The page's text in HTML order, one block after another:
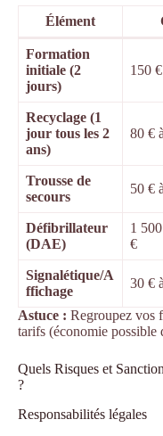
Élément
Formation
initiale (2
jours)
150
Recyclage (1
jour tous les 2
ans)
80 €
Trousse de
secours
50 €
Défibrillateur
(DAE)
1
€
Signalétique/A
ffichage
30 €
Astuce : Regroupez vos
tarifs (économie possible
Quels Risques et
?
Responsabilités légales